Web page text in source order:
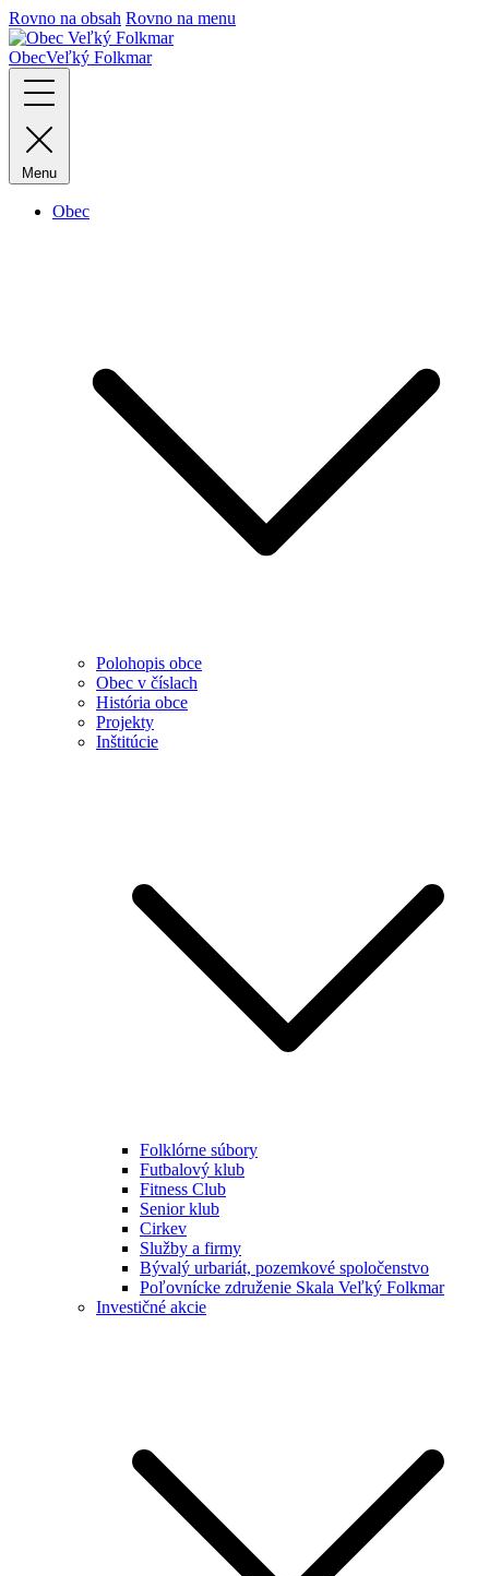
Rovno na obsah Rovno na menu
ObecVeľký Folkmar
Menu
Obec
Polohopis obce
Obec v číslach
História obce
Projekty
Inštitúcie
Folklórne súbory
Futbalový klub
Fitness Club
Senior klub
Cirkev
Služby a firmy
Bývalý urbariát, pozemkové spoločenstvo
Poľovnícke združenie Skala Veľký Folkmar
Investičné akcie